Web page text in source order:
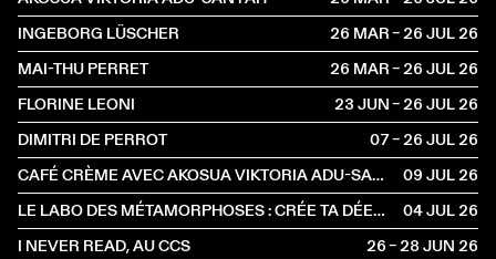
INGEBORG LÜSCHER
26 MAR – 26 JUL2026
MAI-THU PERRET
26 MAR – 26 JUL2026
FLORINE LEONI
23 JUN – 26 JUL2026
DIMITRI DE PERROT
07 – 26 JUL2026
CAFÉ CRÈME AVEC AKOSUA VIKTORIA ADU-SANYAH ET CLAIRE HOFFMANN
09 JUL2026
LE LABO DES MÉTAMORPHOSES : CRÉE TA DÉESSE, INVENTE TA CRÉATURE
04 JUL2026
I NEVER READ, AU CCS
26 – 28 JUN2026